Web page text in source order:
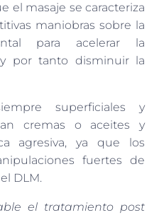
el masaje se caracteriza
maniobras sobre la
para acelerar la
por tanto disminuir la
superficiales y
cremas o aceites y
agresiva, ya que los
fuertes de
DLM.
el tratamiento post